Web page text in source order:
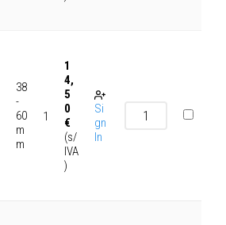
38
-
60
m
m
1
1
4,
5
0
€
(s/
IVA
)
Si
gn
In